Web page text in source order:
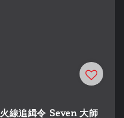
火線追緝令 Seven 大師